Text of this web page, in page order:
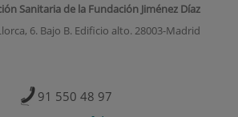
Sanitaria de la Fundación Jiménez Díaz
6. Bajo B. Edificio alto. 28003-Madrid
91 550 48 97